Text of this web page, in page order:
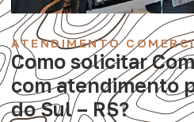
ATENDIMENTO
Como solicitar
com atendimento
do Sul – RS?